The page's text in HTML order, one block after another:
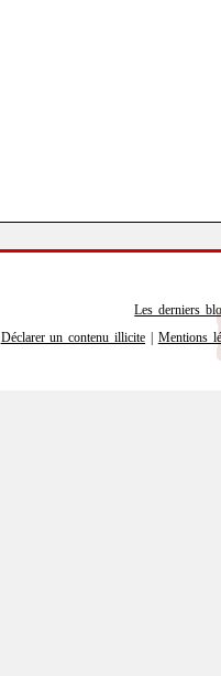
Les derniers
Déclarer un contenu illicite
Mentions